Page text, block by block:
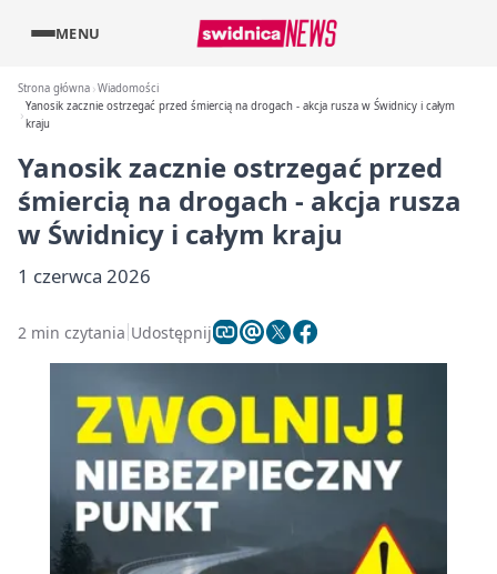
MENU
Strona główna Wiadomości
Yanosik zacznie ostrzegać przed śmiercią na drogach - akcja rusza w Świdnicy i całym
kraju
Yanosik zacznie ostrzegać przed
śmiercią na drogach - akcja rusza
w Świdnicy i całym kraju
1 czerwca 2026
2 min czytania Udostępnij